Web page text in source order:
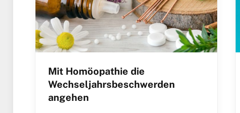
Mit Homöopathie die
Wechseljahrsbeschwerden
angehen